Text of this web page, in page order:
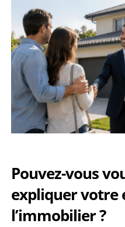
Pouvez-vous
expliquer votre
l’immobilier ?